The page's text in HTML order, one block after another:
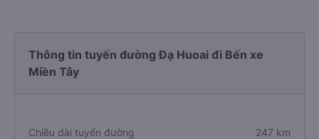
Thông tin tuyến đường Đạ Huoai đi Bến xe
Miền Tây
Chiều dài tuyến đường 247 km